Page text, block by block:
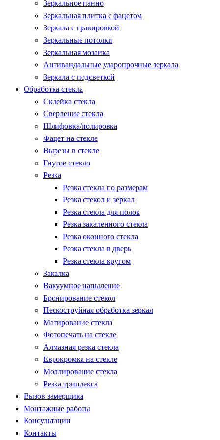
Зеркальное панно
Зеркальная плитка с фацетом
Зеркала с гравировкой
Зеркальные потолки
Зеркальная мозаика
Антивандальные ударопрочные зеркала
Зеркала с подсветкой
Обработка стекла
Склейка стекла
Сверление стекла
Шлифовка/полировка
Фацет на стекле
Вырезы в стекле
Гнутое стекло
Резка
Резка стекла по размерам
Резка стекол и зеркал
Резка стекла для полок
Резка закаленного стекла
Резка оконного стекла
Резка стекла в дверь
Резка стекла кругом
Закалка
Вакуумное напыление
Бронирование стекол
Пескоструйная обработка зеркал
Матирование стекла
Фотопечать на стекле
Алмазная резка стекла
Еврокромка на стекле
Моллирование стекла
Резка триплекса
Вызов замерщика
Монтажные работы
Консультации
Контакты